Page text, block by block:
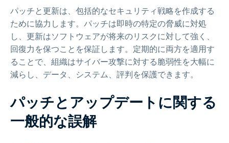
パッチと更新は、包括的なセキュリティ戦略を作成する
ために協力します。パッチは即時の特定の脅威に対処
し、更新はソフトウェアが将来のリスクに対して強く、
回復力を保つことを保証します。定期的に両方を適用す
ることで、組織はサイバー攻撃に対する脆弱性を大幅に
減らし、データ、システム、評判を保護できます。
パッチとアップデートに関する
一般的な誤解